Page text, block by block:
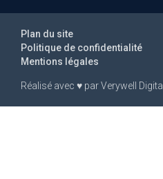
Réalisé avec ♥ parVerywell Digital
Mentions légales
Politique de confidentialité
Plan du site